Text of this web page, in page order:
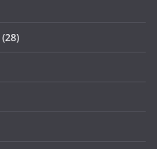
(28)